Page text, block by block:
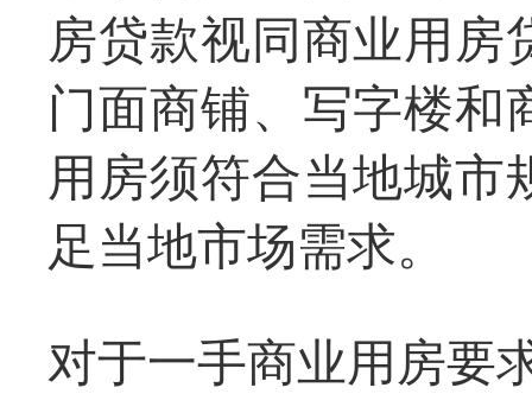
房贷款视同商业用房
门面商铺、写字楼和
用房须符合当地城市
足当地市场需求。
对于一手商业用房要